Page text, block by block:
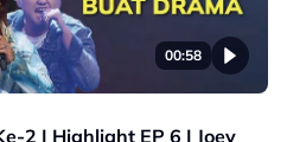
00:58
2 | Highlight EP 6 | Joey